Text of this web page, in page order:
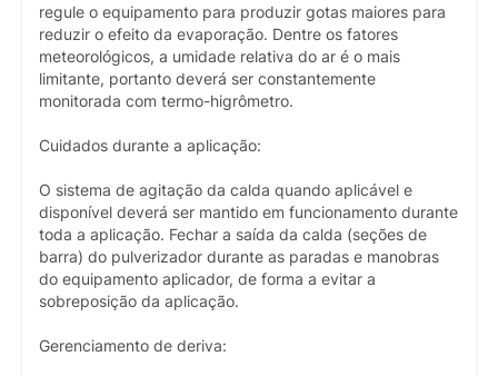
regule o equipamento para produzir gotas maiores para
reduzir o efeito da evaporação. Dentre os fatores
meteorológicos, a umidade relativa do ar é o mais
limitante, portanto deverá ser constantemente
monitorada com termo-higrômetro.
Cuidados durante a aplicação:
O sistema de agitação da calda quando aplicável e
disponível deverá ser mantido em funcionamento durante
toda a aplicação. Fechar a saída da calda (seções de
barra) do pulverizador durante as paradas e manobras
do equipamento aplicador, de forma a evitar a
sobreposição da aplicação.
Gerenciamento de deriva: